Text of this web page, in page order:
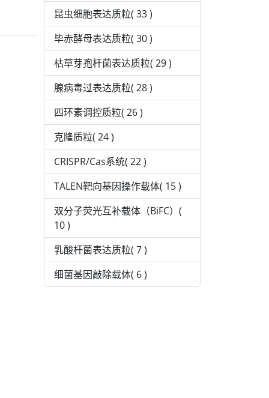
昆虫细胞表达质粒( 33 )
毕赤酵母表达质粒( 30 )
枯草芽孢杆菌表达质粒( 29 )
腺病毒过表达质粒( 28 )
四环素调控质粒( 26 )
克隆质粒( 24 )
CRISPR/Cas系统( 22 )
TALEN靶向基因操作载体( 15 )
双分子荧光互补载体（BiFC）(
10 )
乳酸杆菌表达质粒( 7 )
细菌基因敲除载体( 6 )